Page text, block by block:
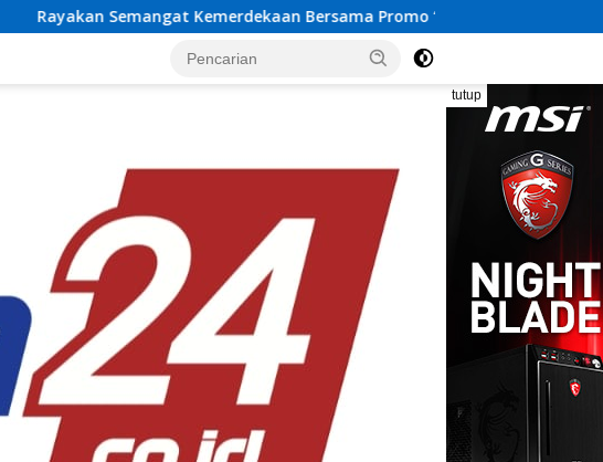
Bersama Promo “Merdeka Getaway” di Swiss-Belhotel Lampung
tutup